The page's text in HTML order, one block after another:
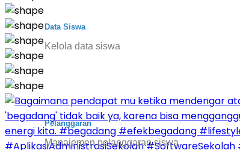
Data Siswa
Kelola data siswa
Pelanggaran
Manajemen pelanggaran siswa